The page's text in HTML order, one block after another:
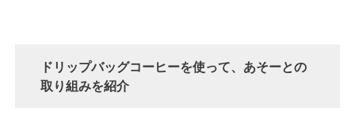
ドリップバッグコーヒーを使って、あそーとの
取り組みを紹介